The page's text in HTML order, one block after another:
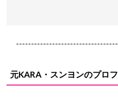
元KARA・スンヨンのプロ